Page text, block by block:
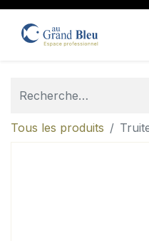
Tous les produits